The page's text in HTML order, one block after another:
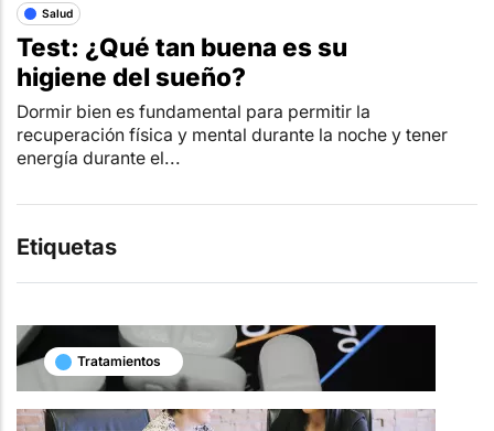
Salud
Test: ¿Qué tan buena es su
higiene del sueño?
Dormir bien es fundamental para permitir la
recuperación física y mental durante la noche y tener
energía durante el...
Etiquetas
Tratamientos